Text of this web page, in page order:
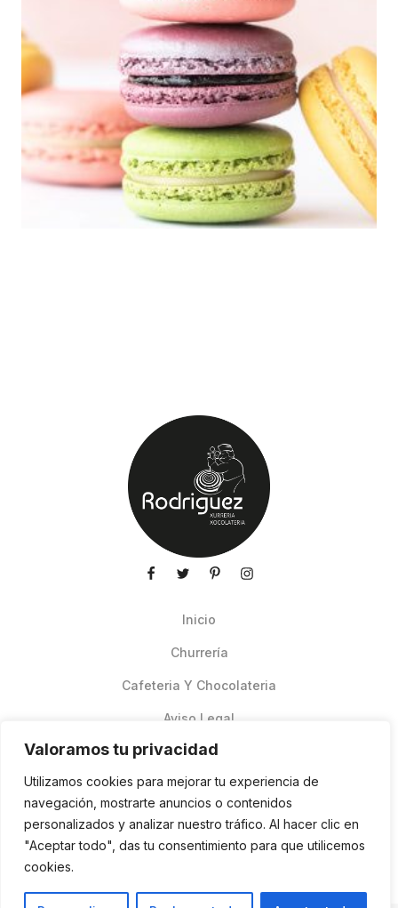
Valoramos tu privacidad
Utilizamos cookies para mejorar tu experiencia de
navegación, mostrarte anuncios o contenidos
personalizados y analizar nuestro tráfico. Al hacer clic en
"Aceptar todo", das tu consentimiento para que utilicemos
cookies.
Inicio
Churrería
Cafeteria Y Chocolateria
Aviso Legal
Pedidos Online Glovo
Contacto